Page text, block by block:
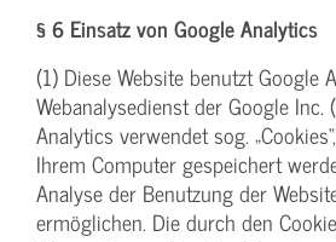
§ 6 Einsatz von Google Analytics
(1) Diese Website benutzt Google
Webanalysedienst der Google Inc.
Analytics verwendet sog.
Ihrem Computer gespeichert
Analyse der Benutzung der
ermöglichen. Die durch den